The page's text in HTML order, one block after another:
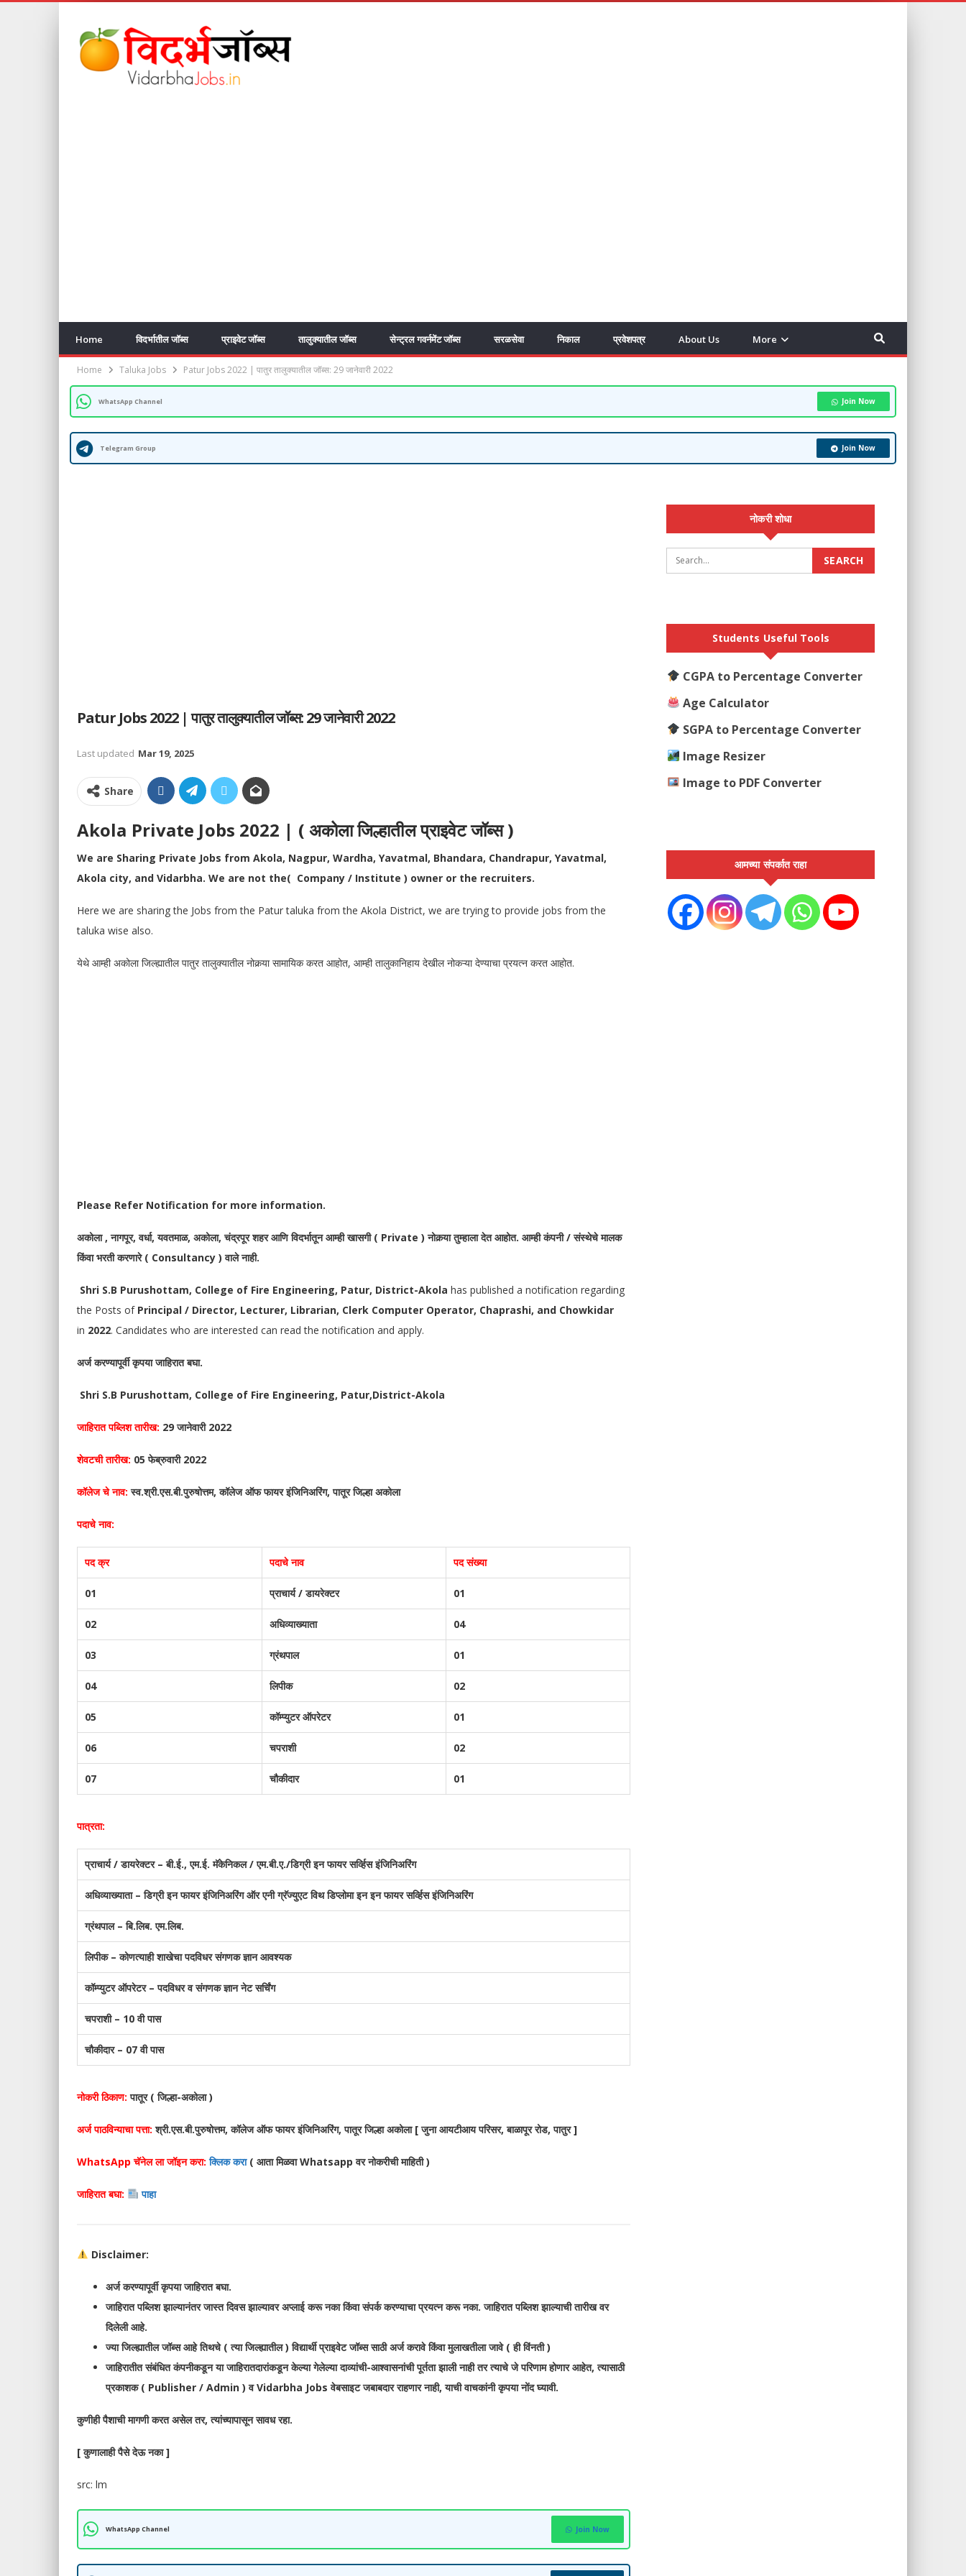
Home विदर्भातील जॉब्स प्राइवेट जॉब्स तालुक्यातील जॉब्स सेन्ट्रल गवर्नमेंट जॉब्स सरळसेवा निकाल प्रवेशपत्र About Us More
Home Taluka Jobs Patur Jobs 2022 | पातुर तालुक्यातील जॉब्स: 29 जानेवारी 2022
WhatsApp Channel Join Now
Telegram Group Join Now
Patur Jobs 2022 | पातुर तालुक्यातील जॉब्स: 29 जानेवारी 2022
Last updated Mar 19, 2025
Share
Akola Private Jobs 2022 | ( अकोला जिल्हातील प्राइवेट जॉब्स )
We are Sharing Private Jobs from Akola, Nagpur, Wardha, Yavatmal, Bhandara, Chandrapur, Yavatmal,
Akola city, and Vidarbha. We are not the( Company / Institute ) owner or the recruiters.
Here we are sharing the Jobs from the Patur taluka from the Akola District, we are trying to provide jobs from the
taluka wise also.
येथे आम्ही अकोला जिल्ह्यातील पातुर तालुक्यातील नोकर्‍या सामायिक करत आहोत, आम्ही तालुकानिहाय देखील नोकऱ्या देण्याचा प्रयत्न करत आहोत.
Please Refer Notification for more information.
अकोला , नागपूर, वर्धा, यवतमाळ, अकोला, चंद्रपूर शहर आणि विदर्भातून आम्ही खासगी ( Private ) नोकर्‍या तुम्हाला देत आहोत. आम्ही कंपनी / संस्थेचे मालक
किंवा भरती करणारे ( Consultancy ) वाले नाही.
Shri S.B Purushottam, College of Fire Engineering, Patur, District-Akola has published a notification regarding
the Posts ofPrincipal / Director, Lecturer, Librarian, Clerk Computer Operator, Chaprashi, and Chowkidar
in 2022. Candidates who are interested can read the notification and apply.
अर्ज करण्यापूर्वी कृपया जाहिरात बघा.
Shri S.B Purushottam, College of Fire Engineering, Patur,District-Akola
जाहिरात पब्लिश तारीख: 29 जानेवारी 2022
शेवटची तारीख: 05 फेब्रुवारी 2022
कॉलेजचे नाव: स्व.श्री.एस.बी.पुरुषोत्तम, कॉलेज ऑफ फायर इंजिनिअरिंग, पातूर जिल्हा अकोला
पदाचे नाव:
पद क्र पदाचे नाव पद संख्या
01 प्राचार्य / डायरेक्टर 01
02 अधिव्याख्याता 04
03 ग्रंथपाल 01
04 लिपीक 02
05 कॉम्प्युटर ऑपरेटर 01
06 चपराशी 02
07 चौकीदार 01
पात्रता:
प्राचार्य / डायरेक्टर – बी.ई., एम.ई. मॅकेनिकल / एम.बी.ए./डिग्री इन फायर सर्व्हिस इंजिनिअरिंग
अधिव्याख्याता – डिग्री इन फायर इंजिनिअरिंग ऑर एनी ग्रॅज्युएट विथ डिप्लोमा इन इन फायर सर्व्हिस इंजिनिअरिंग
ग्रंथपाल – बि.लिब. एम.लिब.
लिपीक – कोणत्याही शाखेचा पदविधर संगणक ज्ञान आवश्यक
कॉम्प्युटर ऑपरेटर – पदविधर व संगणक ज्ञान नेट सर्चिंग
चपराशी – 10 वी पास
चौकीदार – 07 वी पास
नोकरी ठिकाण:पातूर ( जिल्हा-अकोला )
अर्ज पाठविन्याचा पत्ता:श्री.एस.बी.पुरुषोत्तम, कॉलेज ऑफ फायर इंजिनिअरिंग, पातूर जिल्हा अकोला [ जुना आयटीआय परिसर, बाळापूर रोड, पातुर ]
WhatsApp चॅनेल ला जॉइन करा: क्लिक करा ( आता मिळवा Whatsapp वर नोकरीची माहिती )
जाहिरात बघा: पाहा
Disclaimer:
अर्ज करण्यापूर्वी कृपया जाहिरात बघा.
जाहिरात पब्लिश झाल्यानंतर जास्त दिवस झाल्यावर अप्लाई करू नका किंवा संपर्क करण्याचा प्रयत्न करू नका. जाहिरात पब्लिश झाल्याची तारीख वर
दिलेली आहे.
ज्या जिल्ह्यातील जॉब्स आहे तिथचे ( त्या जिल्ह्यातील ) विद्यार्थी प्राइवेट जॉब्स साठी अर्ज करावे किंवा मुलाखतीला जावे ( ही विंनती )
जाहिरातीत संबंधित कंपनीकडून या जाहिरातदारांकडून केल्या गेलेल्या दाव्यांची-आश्वासनांची पूर्तता झाली नाही तर त्याचे जे परिणाम होणार आहेत, त्यासाठी
प्रकाशक ( Publisher / Admin ) व Vidarbha Jobs वेबसाइट जबाबदार राहणार नाही, याची वाचकांनी कृपया नोंद घ्यावी.
कुणीही पैशाची मागणी करत असेल तर, त्यांच्यापासून सावध रहा.
[ कुणालाही पैसे देऊ नका ]
src: lm
WhatsApp Channel Join Now
नोकरी शोधा
Students Useful Tools
CGPA to Percentage Converter
Age Calculator
SGPA to Percentage Converter
Image Resizer
Image to PDF Converter
आमच्या संपर्कात राहा